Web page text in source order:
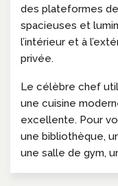
des plateformes
spacieuses et
l’intérieur et à
privée.
Le célèbre chef
une cuisine
excellente. Pour
une bibliothèque,
une salle de gym,